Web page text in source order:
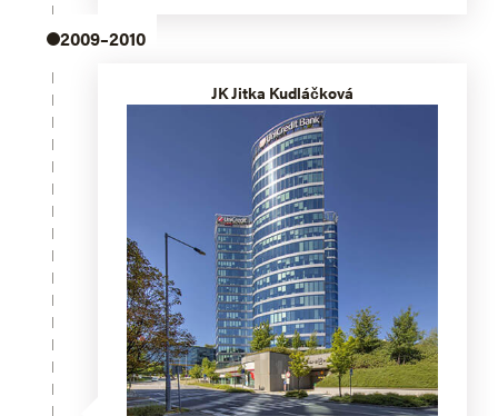
2009–2010
JK Jitka Kudláčková